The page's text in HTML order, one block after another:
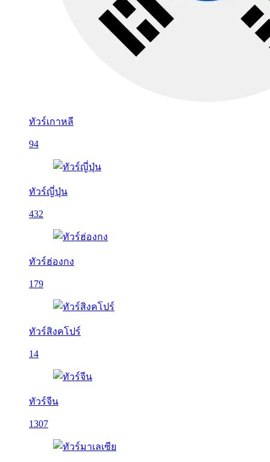
ทัวร์เกาหลี
94
ทัวร์ญี่ปุ่น
432
ทัวร์ฮ่องกง
179
ทัวร์สิงคโปร์
14
ทัวร์จีน
1307